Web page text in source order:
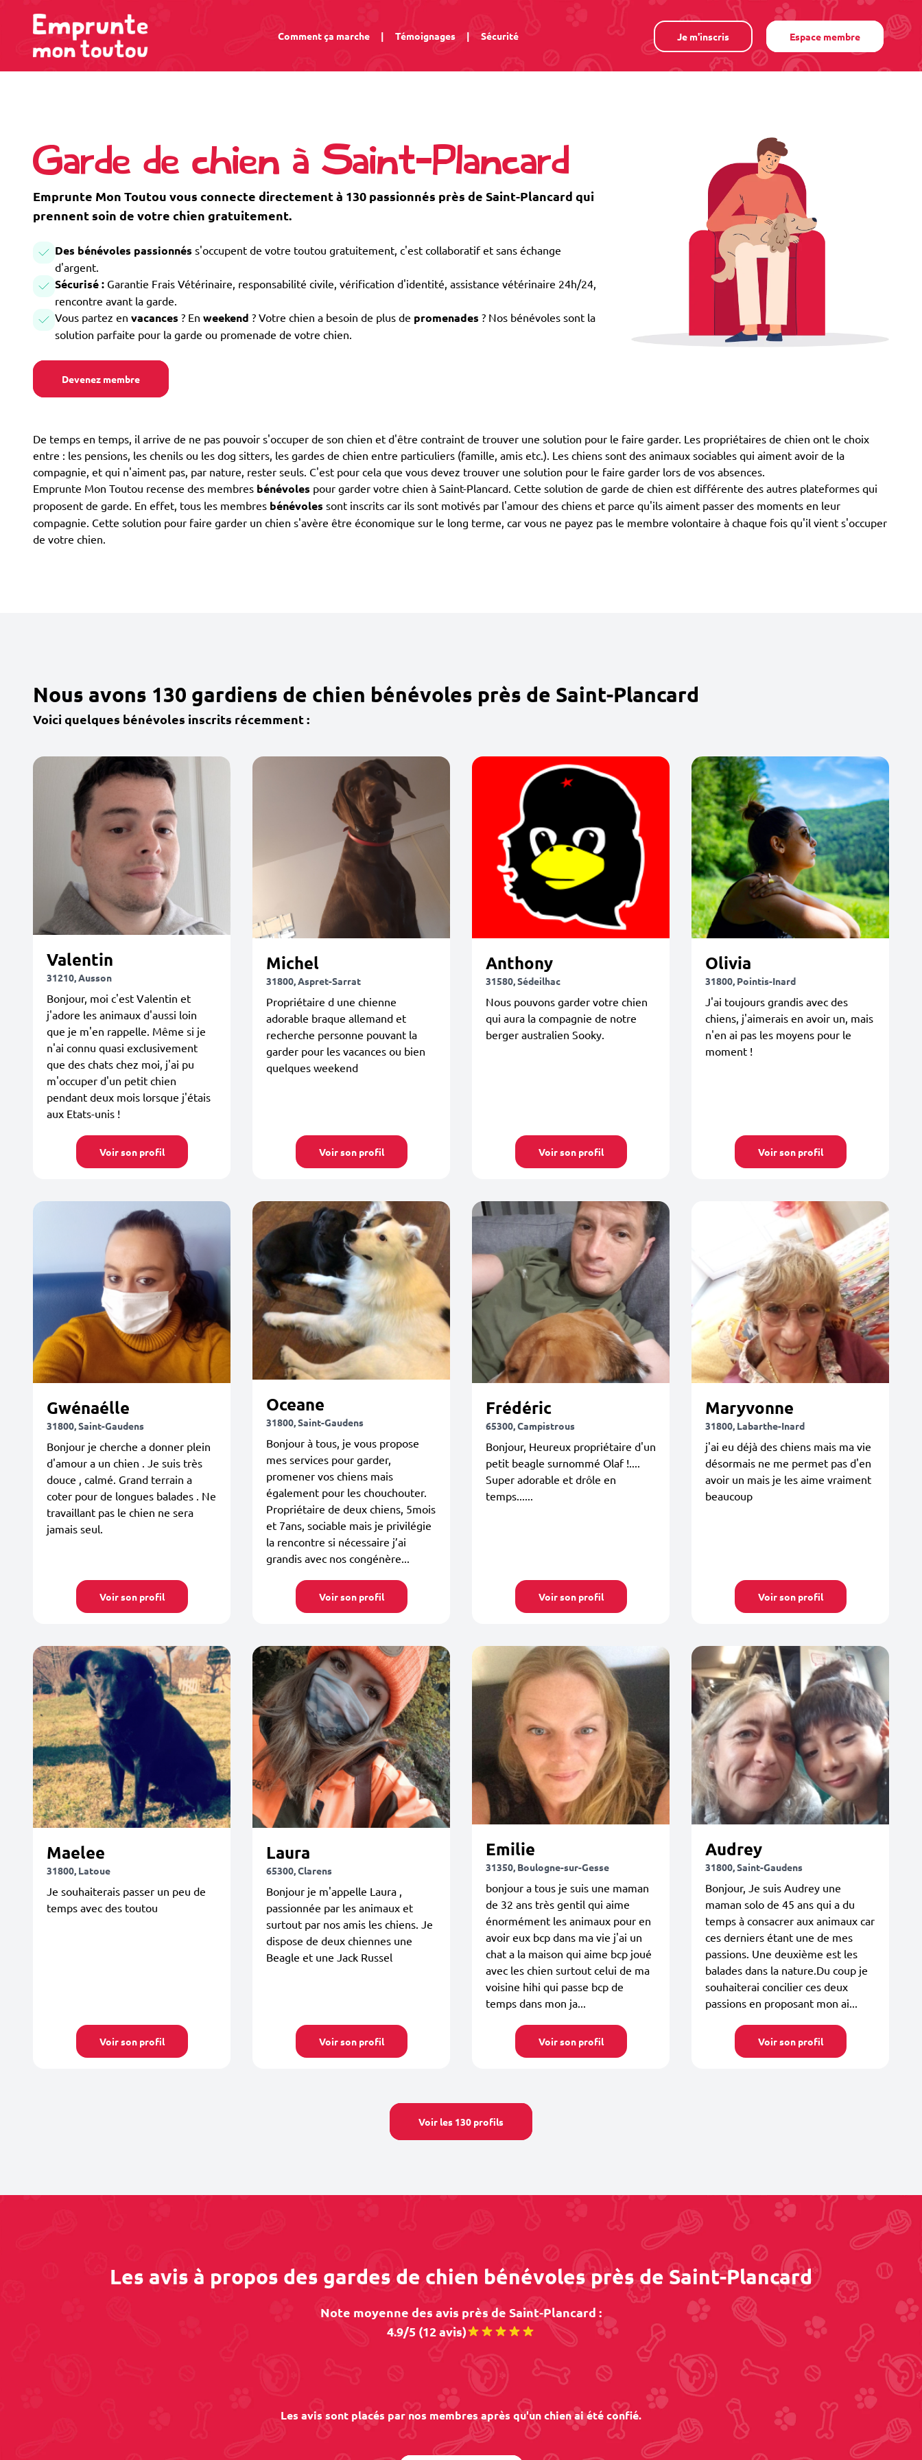
Comment ça marche | Témoignages | Sécurité Je m'inscris Espace membre
Garde de chien à Saint-Plancard
Emprunte Mon Toutou vous connecte directement à 130 passionnés près de Saint-Plancard qui
prennent soin de votre chien gratuitement.
Des bénévoles passionnés s'occupent de votre toutou gratuitement, c'est collaboratif et sans échange
d'argent.
Sécurisé : Garantie Frais Vétérinaire, responsabilité civile, vérification d'identité, assistance vétérinaire 24h/24,
rencontre avant la garde.
Vous partez en vacances ? En weekend ? Votre chien a besoin de plus de promenades ? Nos bénévoles sont la
solution parfaite pour la garde ou promenade de votre chien.
Devenez membre
De temps en temps, il arrive de ne pas pouvoir s'occuper de son chien et d'être contraint de trouver une solution pour le faire garder. Les propriétaires de chien ont le choix
entre : les pensions, les chenils ou les dog sitters, les gardes de chien entre particuliers (famille, amis etc.). Les chiens sont des animaux sociables qui aiment avoir de la
compagnie, et qui n'aiment pas, par nature, rester seuls. C'est pour cela que vous devez trouver une solution pour le faire garder lors de vos absences.
Emprunte Mon Toutou recense des membres bénévoles pour garder votre chien à Saint-Plancard. Cette solution de garde de chien est différente des autres plateformes qui
proposent de garde. En effet, tous les membres bénévoles sont inscrits car ils sont motivés par l'amour des chiens et parce qu'ils aiment passer des moments en leur
compagnie. Cette solution pour faire garder un chien s'avère être économique sur le long terme, car vous ne payez pas le membre volontaire à chaque fois qu'il vient s'occuper
de votre chien.
Nous avons 130 gardiens de chien bénévoles près de Saint-Plancard
Voici quelques bénévoles inscrits récemment :
Valentin
31210, Ausson
Bonjour, moi c'est Valentin et
j'adore les animaux d'aussi loin
que je m'en rappelle. Même si je
n'ai connu quasi exclusivement
que des chats chez moi, j'ai pu
m'occuper d'un petit chien
pendant deux mois lorsque j'étais
aux Etats-unis !
Voir son profil
Michel
31800, Aspret-Sarrat
Propriétaire d une chienne
adorable braque allemand et
recherche personne pouvant la
garder pour les vacances ou bien
quelques weekend
Voir son profil
Anthony
31580, Sédeilhac
Nous pouvons garder votre chien
qui aura la compagnie de notre
berger australien Sooky.
Voir son profil
Olivia
31800, Pointis-Inard
J'ai toujours grandis avec des
chiens, j'aimerais en avoir un, mais
n'en ai pas les moyens pour le
moment !
Voir son profil
Gwénaélle
31800, Saint-Gaudens
Bonjour je cherche a donner plein
d'amour a un chien . Je suis très
douce , calmé. Grand terrain a
coter pour de longues balades . Ne
travaillant pas le chien ne sera
jamais seul.
Voir son profil
Oceane
31800, Saint-Gaudens
Bonjour à tous, je vous propose
mes services pour garder,
promener vos chiens mais
également pour les chouchouter.
Propriétaire de deux chiens, 5mois
et 7ans, sociable mais je privilégie
la rencontre si nécessaire j’ai
grandis avec nos congénère...
Voir son profil
Frédéric
65300, Campistrous
Bonjour, Heureux propriétaire d'un
petit beagle surnommé Olaf !....
Super adorable et drôle en
temps......
Voir son profil
Maryvonne
31800, Labarthe-Inard
j'ai eu déjà des chiens mais ma vie
désormais ne me permet pas d'en
avoir un mais je les aime vraiment
beaucoup
Voir son profil
Maelee
31800, Latoue
Je souhaiterais passer un peu de
temps avec des toutou
Voir son profil
Laura
65300, Clarens
Bonjour je m'appelle Laura ,
passionnée par les animaux et
surtout par nos amis les chiens. Je
dispose de deux chiennes une
Beagle et une Jack Russel
Voir son profil
Emilie
31350, Boulogne-sur-Gesse
bonjour a tous je suis une maman
de 32 ans très gentil qui aime
énormément les animaux pour en
avoir eux bcp dans ma vie j'ai un
chat a la maison qui aime bcp joué
avec les chien surtout celui de ma
voisine hihi qui passe bcp de
temps dans mon ja...
Voir son profil
Audrey
31800, Saint-Gaudens
Bonjour, Je suis Audrey une
maman solo de 45 ans qui a du
temps à consacrer aux animaux car
ces derniers étant une de mes
passions. Une deuxième est les
balades dans la nature.Du coup je
souhaiterai concilier ces deux
passions en proposant mon ai...
Voir son profil
Voir les 130 profils
Les avis à propos des gardes de chien bénévoles près de Saint-Plancard
Note moyenne des avis près de Saint-Plancard :
4.9/5 (12 avis)
Les avis sont placés par nos membres après qu'un chien ai été confié.